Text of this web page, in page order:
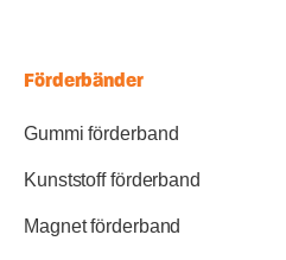
Förderbänder
Gummi förderband
Kunststoff förderband
Magnet förderband